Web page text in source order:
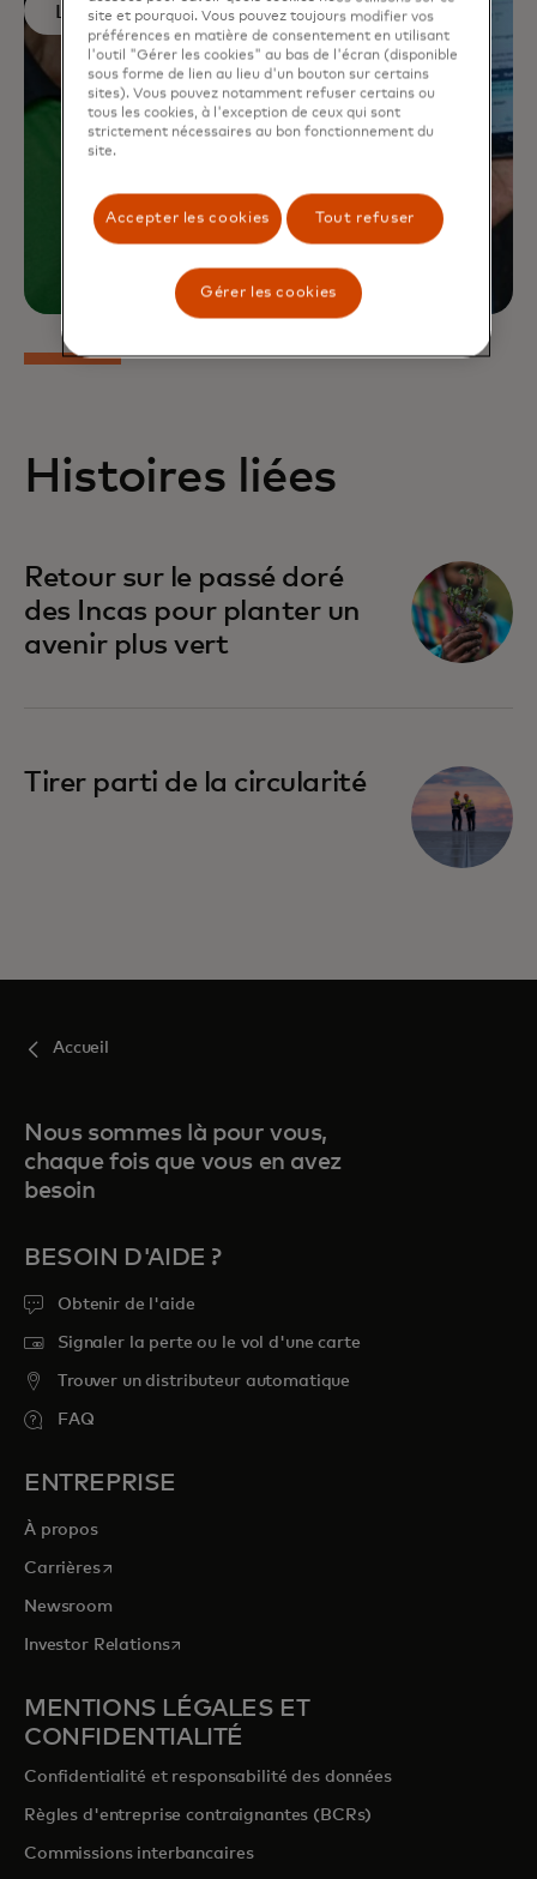
Lire plus
Histoires liées
Retour sur le passé doré
des Incas pour planter un
avenir plus vert
Tirer parti de la circularité
Accueil
Nous sommes là pour vous,
chaque fois que vous en avez
besoin
BESOIN D'AIDE ?
Obtenir de l'aide
Signaler la perte ou le vol d'une carte
Trouver un distributeur automatique
FAQ
ENTREPRISE
À propos
Carrièress’ouvre dans un nouvel onglet
Newsroom
Investor Relationss’ouvre dans un nouvel onglet
MENTIONS LÉGALES ET
CONFIDENTIALITÉ
Confidentialité et responsabilité des données
Règles d'entreprise contraignantes (BCRs)
Commissions interbancaires
site et pourquoi. Vous pouvez toujours modifier vos
préférences en matière de consentement en utilisant
l'outil "Gérer les cookies" au bas de l'écran (disponible
sous forme de lien au lieu d'un bouton sur certains
sites). Vous pouvez notamment refuser certains ou
tous les cookies, à l'exception de ceux qui sont
strictement nécessaires au bon fonctionnement du
site.
Accepter les cookies Tout refuser
Gérer les cookies